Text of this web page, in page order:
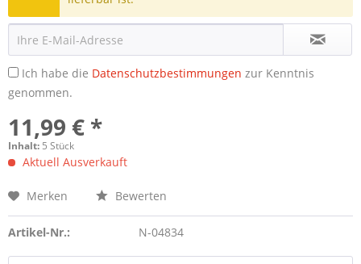
Ich habe die Datenschutzbestimmungen zur Kenntnis
genommen.
11,99 € *
Inhalt: 5 Stück
Aktuell Ausverkauft
Merken Bewerten
Artikel-Nr.: N-04834